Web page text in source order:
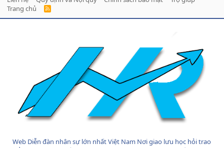
Trang chủ
R
Web Diễn đàn nhân sự lớn nhất Việt Nam Nơi giao lưu học hỏi trao